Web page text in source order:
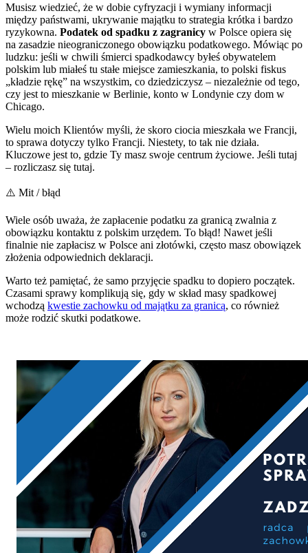
Musisz wiedzieć, że w dobie cyfryzacji i wymiany informacji
między państwami, ukrywanie majątku to strategia krótka i bardzo
ryzykowna. Podatek od spadku z zagranicy w Polsce opiera się
na zasadzie nieograniczonego obowiązku podatkowego. Mówiąc po
ludzku: jeśli w chwili śmierci spadkodawcy byłeś obywatelem
polskim lub miałeś tu stałe miejsce zamieszkania, to polski fiskus
„kładzie rękę” na wszystkim, co dziedziczysz – niezależnie od tego,
czy jest to mieszkanie w Berlinie, konto w Londynie czy dom w
Chicago.
Wielu moich Klientów myśli, że skoro ciocia mieszkała we Francji,
to sprawa dotyczy tylko Francji. Niestety, to tak nie działa.
Kluczowe jest to, gdzie Ty masz swoje centrum życiowe. Jeśli tutaj
– rozliczasz się tutaj.
⚠️ Mit / błąd
Wiele osób uważa, że zapłacenie podatku za granicą zwalnia z
obowiązku kontaktu z polskim urzędem. To błąd! Nawet jeśli
finalnie nie zapłacisz w Polsce ani złotówki, często masz obowiązek
złożenia odpowiednich deklaracji.
Warto też pamiętać, że samo przyjęcie spadku to dopiero początek.
Czasami sprawy komplikują się, gdy w skład masy spadkowej
wchodzą kwestie zachowku od majątku za granicą, co również
może rodzić skutki podatkowe.